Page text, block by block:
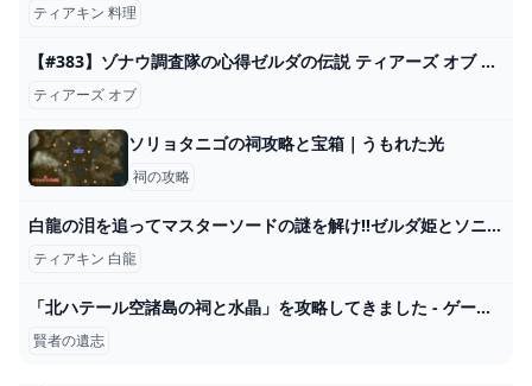
ティアキン 料理
【#383】ゾナウ調査隊の心得ゼルダの伝説 ティアーズ オブ ザ キングダム - YouTube
ティアーズ オブ
ソリョタニゴの祠攻略と宝箱｜うもれた光
祠の攻略
白龍の泪を追ってマスターソードの謎を解け!!ゼルダ姫とソニアの作戦とは!?ティアキン最速実況Part86【ゼルダの伝説 ティアーズ オブ ザ キングダム】 - YouTube
ティアキン 白龍
「北ハテール空諸島の祠と水晶」を攻略してきました - ゲームブログちゅこっと陽だまる
賢者の遺志